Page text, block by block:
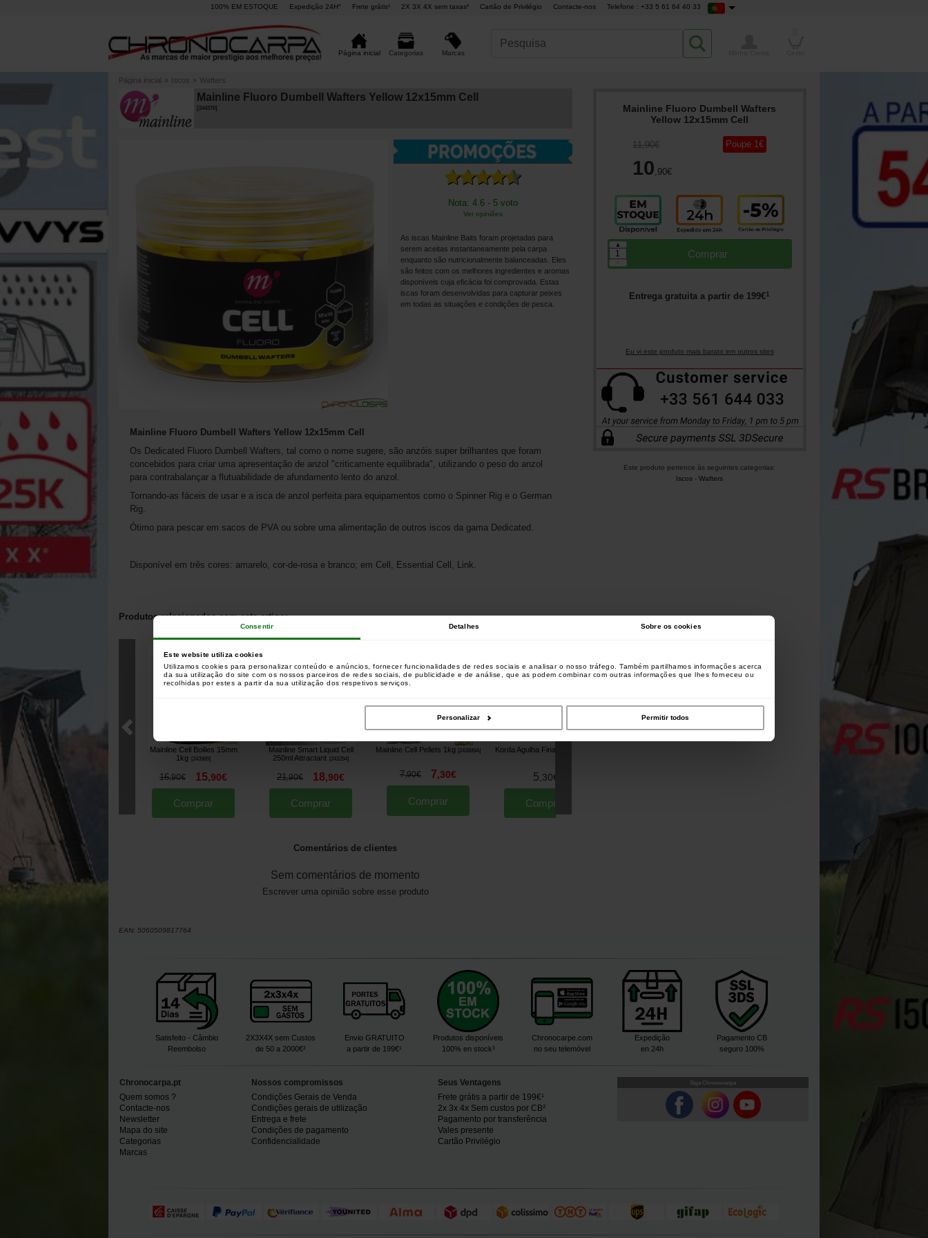
Consentir Detalhes Sobre os cookies
Este website utiliza cookies
Utilizamos cookies para personalizar conteúdo e anúncios, fornecer funcionalidades de redes sociais e analisar o nosso tráfego. Também partilhamos informações acerca
da sua utilização do site com os nossos parceiros de redes sociais, de publicidade e de análise, que as podem combinar com outras informações que lhes forneceu ou
recolhidas por estes a partir da sua utilização dos respetivos serviços.
Personalizar Permitir todos
100% EM ESTOQUE Expedição 24H° Frete grátis¹ 2X 3X 4X sem taxas² Cartão de Privilégio Contacte-nos Telefone : +33 5 61 64 40 33
Página inicial Categorias Marcas
Página inicial » Iscos » Wafters
Mainline Fluoro Dumbell Wafters Yellow 12x15mm Cell
244370]
Nota: 4.6 - 5 voto
Ver opiniões
As iscas Mainline Baits foram projetadas para
serem aceitas instantaneamente pela carpa
enquanto são nutricionalmente balanceadas. Eles
são feitos com os melhores ingredientes e aromas
disponíveis cuja eficácia foi comprovada. Estas
iscas foram desenvolvidas para capturar peixes
em todas as situações e condições de pesca.
Mainline Fluoro Dumbell Wafters
Yellow 12x15mm Cell
11,90€
10,90€
Poupe 1€
Comprar
▲
Entrega gratuita a partir de 199€1
Eu vi este produto mais barato em outros sites
Este produto pertence às seguintes categorias:
Iscos -Wafters
Mainline Fluoro Dumbell Wafters Yellow 12x15mm Cell
Os Dedicated Fluoro Dumbell Wafters, tal como o nome sugere, são anzóis super brilhantes que foram
concebidos para criar uma apresentação de anzol "criticamente equilibrada", utilizando o peso do anzol
para contrabalançar a flutuabilidade de afundamento lento do anzol.
Tornando-as fáceis de usar e a isca de anzol perfeita para equipamentos como o Spinner Rig e o German
Rig.
Ótimo para pescar em sacos de PVA ou sobre uma alimentação de outros iscos da gama Dedicated.
Disponível em três cores: amarelo, cor-de-rosa e branco; em Cell, Essential Cell, Link.
Produtos relacionados com este artigo:
Mainline Cell Boilies 15mm
1kg
243989]
16,90€ 15,90€
Comprar
Mainline Smart Liquid Cell
250ml Attractant
243294 ]
21,90€ 18,90€
Comprar
Mainline Cell Pellets 1kg [243889A
7,90€ 7,30€
Comprar
Korda Agulha Fina 7cm
5 30€
Comprar
Comentários de clientes
Sem comentários de momento
Escrever uma opinião sobre esse produto
EAN: 5060509817764
Satisfeito - Câmbio
Reembolso
2X3X4X sem Custos
de 50 a 2000€²
Envio GRATUITO
a partir de 199€¹
Produtos disponíveis
100% en stock³
Chronocarpe.com
no seu telemóvel
Expedição
en 24h
Pagamento CB
seguro 100%
Chronocarpa.pt
Quem somos ?
Contacte-nos
Newsletter
Mapa do site
Categorias
Marcas
Nossos compromissos
Condições Gerais de Venda
Condições gerais de utilização
Entrega e frete
Condições de pagamento
Confidencialidade
Seus Ventagens
Frete grátis a partir de 199€¹
2x 3x 4x Sem custos por CB²
Pagamento por transferência
Vales presente
Cartão Privilégio
Siga Chronocarpa